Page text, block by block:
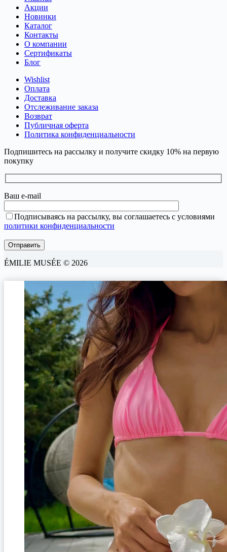
Акции
Новинки
Каталог
Контакты
О компании
Сертификаты
Блог
Wishlist
Оплата
Доставка
Отслеживание заказа
Возврат
Публичная оферта
Политика конфиденциальности
Подпишитесь на рассылку и получите скидку 10% на первую
покупку
Ваш e-mail
Подписываясь на рассылку, вы соглашаетесь с условиями
политики конфиденциальности
ÉMILIE MUSÉE © 2026